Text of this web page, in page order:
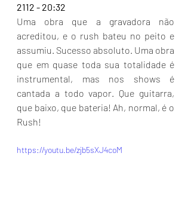
2112 - 20:32
Uma obra que a gravadora não
acreditou, e o rush bateu no peito e
assumiu. Sucesso absoluto. Uma obra
que em quase toda sua totalidade é
instrumental, mas nos shows é
cantada a todo vapor. Que guitarra,
que baixo, que bateria! Ah, normal, é o
Rush!
https://youtu.be/zjb5sXJ4coM